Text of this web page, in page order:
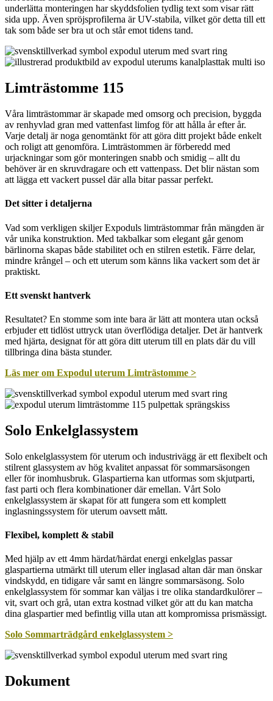
underlätta monteringen har skyddsfolien tydlig text som visar rätt
sida upp. Även spröjsprofilerna är UV-stabila, vilket gör detta till ett
tak som både ser bra ut och står emot tidens tand.
Limträstomme 115
Våra limträstommar är skapade med omsorg och precision, byggda
av renhyvlad gran med vattenfast limfog för att hålla år efter år.
Varje detalj är noga genomtänkt för att göra ditt projekt både enkelt
och roligt att genomföra. Limträstommen är förberedd med
urjackningar som gör monteringen snabb och smidig – allt du
behöver är en skruvdragare och ett vattenpass. Det blir nästan som
att lägga ett vackert pussel där alla bitar passar perfekt.
Det sitter i detaljerna
Vad som verkligen skiljer Expoduls limträstommar från mängden är
vår unika konstruktion. Med takbalkar som elegant går genom
bärlinorna skapas både stabilitet och en stilren estetik. Färre delar,
mindre krångel – och ett uterum som känns lika vackert som det är
praktiskt.
Ett svenskt hantverk
Resultatet? En stomme som inte bara är lätt att montera utan också
erbjuder ett tidlöst uttryck utan överflödiga detaljer. Det är hantverk
med hjärta, designat för att göra ditt uterum till en plats där du vill
tillbringa dina bästa stunder.
Läs mer om Expodul uterum Limträstomme >
Solo Enkelglassystem
Solo enkelglassystem för uterum och industrivägg är ett flexibelt och
stilrent glassystem av hög kvalitet anpassat för sommarsäsongen
eller för inomhusbruk. Glaspartierna kan utformas som skjutparti,
fast parti och flera kombinationer där emellan. Vårt Solo
enkelglassystem är skapat för att fungera som ett komplett
inglasningssystem för uterum oavsett mått.
Flexibel, komplett & stabil
Med hjälp av ett 4mm härdat/härdat energi enkelglas passar
glaspartierna utmärkt till uterum eller inglasad altan där man önskar
vindskydd, en tidigare vår samt en längre sommarsäsong. Solo
enkelglassystem för sommar kan väljas i tre olika standardkulörer –
vit, svart och grå, utan extra kostnad vilket gör att du kan matcha
dina glaspartier med befintlig villa utan att kompromissa prismässigt.
Solo Sommarträdgård enkelglassystem >
Dokument